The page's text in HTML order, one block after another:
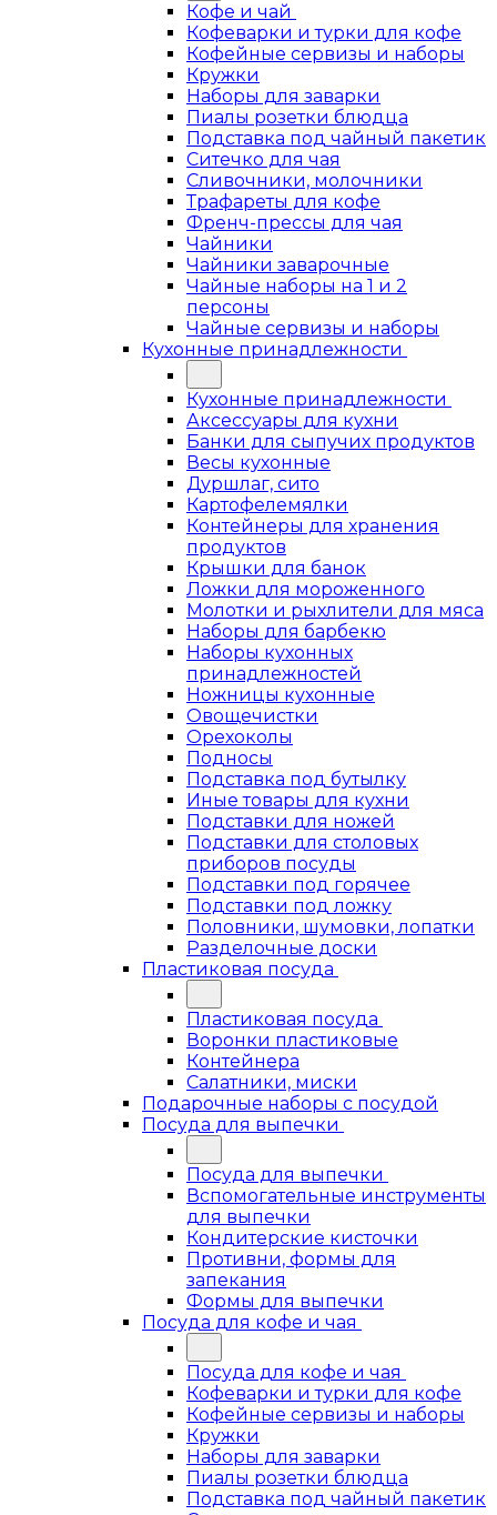
Кофе и чай
Кофеварки и турки для кофе
Кофейные сервизы и наборы
Кружки
Наборы для заварки
Пиалы розетки блюдца
Подставка под чайный пакетик
Ситечко для чая
Сливочники, молочники
Трафареты для кофе
Френч-прессы для чая
Чайники
Чайники заварочные
Чайные наборы на 1 и 2
персоны
Чайные сервизы и наборы
Кухонные принадлежности
Кухонные принадлежности
Аксессуары для кухни
Банки для сыпучих продуктов
Весы кухонные
Дуршлаг, сито
Картофелемялки
Контейнеры для хранения
продуктов
Крышки для банок
Ложки для мороженного
Молотки и рыхлители для мяса
Наборы для барбекю
Наборы кухонных
принадлежностей
Ножницы кухонные
Овощечистки
Орехоколы
Подносы
Подставка под бутылку
Иные товары для кухни
Подставки для ножей
Подставки для столовых
приборов посуды
Подставки под горячее
Подставки под ложку
Половники, шумовки, лопатки
Разделочные доски
Пластиковая посуда
Пластиковая посуда
Воронки пластиковые
Контейнера
Салатники, миски
Подарочные наборы с посудой
Посуда для выпечки
Посуда для выпечки
Вспомогательные инструменты
для выпечки
Кондитерские кисточки
Противни, формы для
запекания
Формы для выпечки
Посуда для кофе и чая
Посуда для кофе и чая
Кофеварки и турки для кофе
Кофейные сервизы и наборы
Кружки
Наборы для заварки
Пиалы розетки блюдца
Подставка под чайный пакетик